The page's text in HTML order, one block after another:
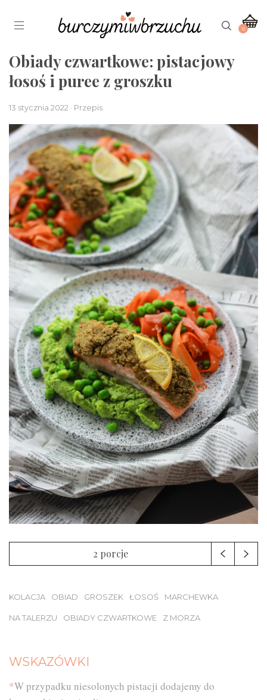
0
Obiady czwartkowe: pistacjowy
łosoś i puree z groszku
13 stycznia 2022 · Przepis
2 porcje
KOLACJA OBIAD GROSZEK ŁOSOŚ MARCHEWKA
NA TALERZU OBIADY CZWARTKOWE Z MORZA
WSKAZÓWKI
*W przypadku niesolonych pistacji dodajemy do